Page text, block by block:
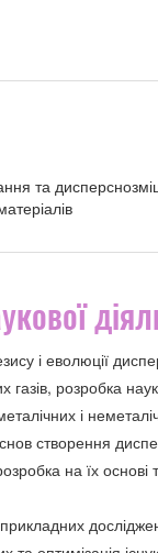
та
і еволюції
газів, розробка
і
створення
на їх